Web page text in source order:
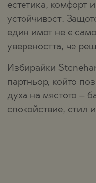
естетика, комфорт
устойчивост.
един имот не е
увереността, че
Избирайки
партньор, който
духа на мястото –
спокойствие, стил